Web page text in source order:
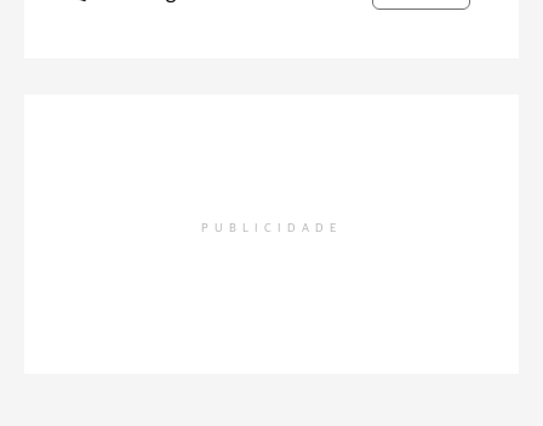
PUBLICIDADE